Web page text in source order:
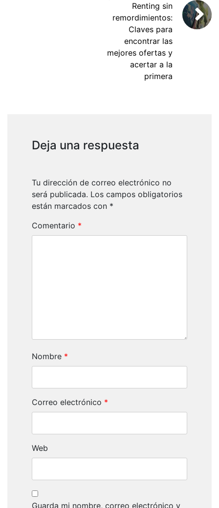
Renting sin
remordimientos:
Claves para
encontrar las
mejores ofertas y
acertar a la
primera
Deja una respuesta
Tu dirección de correo electrónico no
será publicada. Los campos obligatorios
están marcados con *
Comentario *
Nombre *
Correo electrónico *
Web
Guarda mi nombre, correo electrónico y